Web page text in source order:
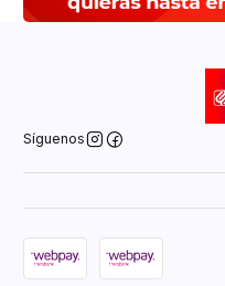
Síguenos